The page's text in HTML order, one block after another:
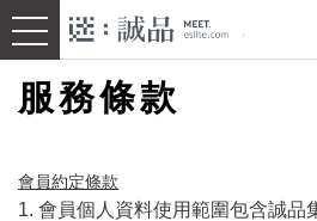
服務條款
會員約定條款​
1. 會員個人資料使用範圍包含誠品